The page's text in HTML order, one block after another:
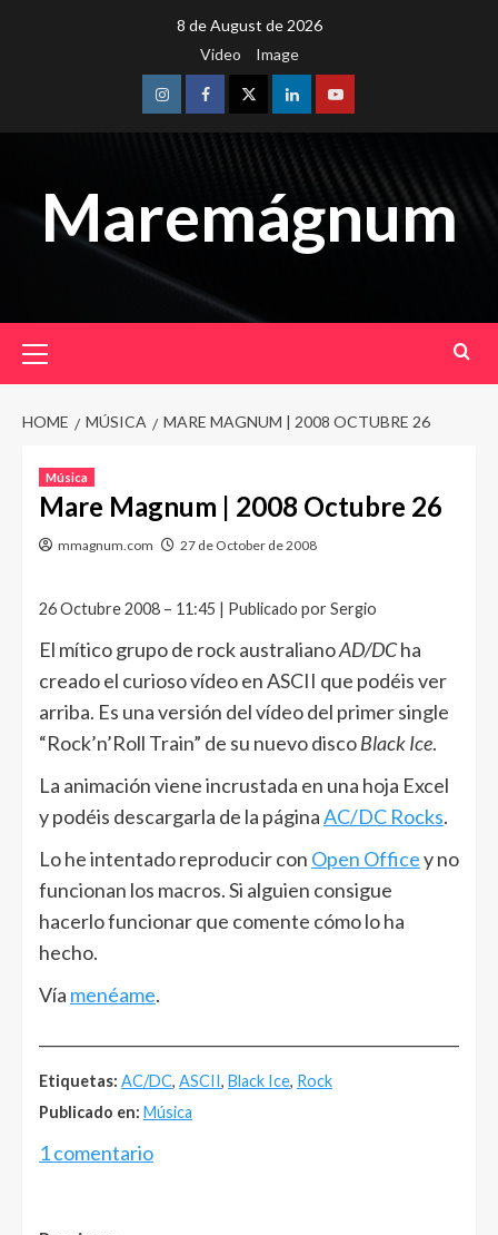
8 de August de 2026
Video
Image
InstagramFacebookTwitterLinkedinYoutube
Maremágnum
Menu
HOME MÚSICA MARE MAGNUM | 2008 OCTUBRE 26
Música
Mare Magnum | 2008 Octubre 26
mmagnum.com 27 de October de 2008
26 Octubre 2008 – 11:45 | Publicado por Sergio
El mítico grupo de rock australianoAD/DCha
creado el curioso vídeo en ASCII que podéis ver
arriba. Es una versión del vídeo del primer single
“Rock’n’Roll Train” de su nuevo discoBlack Ice.
La animación viene incrustada en una hoja Excel
y podéis descargarla de la páginaAC/DC Rocks.
Lo he intentado reproducir con Open Officey no
funcionan los macros. Si alguien consigue
hacerlo funcionar que comente cómo lo ha
hecho.
Vía menéame.
Etiquetas: AC/DC, ASCII, Black Ice, Rock
Publicado en: Música
1 comentario